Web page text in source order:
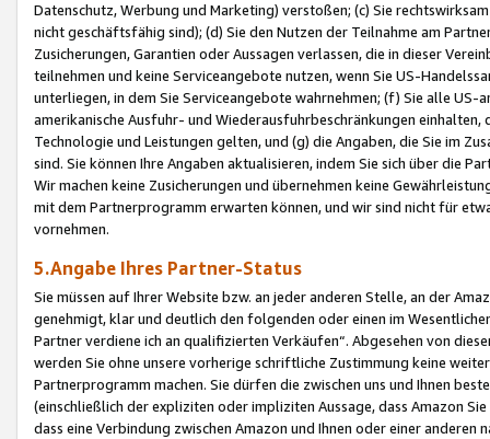
Datenschutz, Werbung und Marketing) verstoßen; (c) Sie
nicht geschäftsfähig sind); (d) Sie den Nutzen der Teilnahme am
Zusicherungen, Garantien oder Aussagen verlassen, die in dieser
teilnehmen und keine Serviceangebote nutzen, wenn Sie US-
unterliegen, in dem Sie Serviceangebote wahrnehmen; (f) Sie alle
amerikanische Ausfuhr- und Wiederausfuhrbeschränkungen
Technologie und Leistungen gelten, und (g) die Angaben, die Sie im
sind. Sie können Ihre Angaben aktualisieren, indem Sie sich über die
Wir machen keine Zusicherungen und übernehmen keine
mit dem Partnerprogramm erwarten können, und wir sind nicht für
vornehmen.
5.Angabe Ihres Partner-Status
Sie müssen auf Ihrer Website bzw. an jeder anderen Stelle, an der
genehmigt, klar und deutlich den folgenden oder einen im
Partner verdiene ich an qualifizierten Verkäufen“. Abgesehen von
werden Sie ohne unsere vorherige schriftliche Zustimmung keine
Partnerprogramm machen. Sie dürfen die zwischen uns und Ihnen
(einschließlich der expliziten oder impliziten Aussage, dass Amazon
dass eine Verbindung zwischen Amazon und Ihnen oder einer